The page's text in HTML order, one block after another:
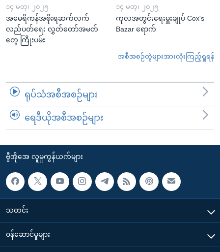
၁၄ မတ္၊ ၂၀၂၅
အမေရိကန်အစိုးရဆက်လက်
လည်ပတ်ရေး လွှတ်တော်အမတ်
တွေ ကြိုးပမ်း
၁၄ မတ္၊ ၂၀၂၅
ကုလအတွင်းရေးမှူးချုပ် Cox's
Bazar ရောက်
အစီအစဉ်တွဲများအားလုံးကြည့်ရှုရန်
ရုပ်သံအစီအစဉ်များ
ရေဒီယိုအစီအစဉ်များ
ဗွီအိုအေ လူမှုကွန်ယက်များ
သတင်း
၀န်ဆောင်မှုများ